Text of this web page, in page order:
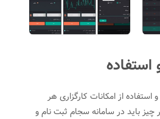
استفاده
از امکانات کارگزاری هر
چیز باید در سامانه سجام ثبت نام و